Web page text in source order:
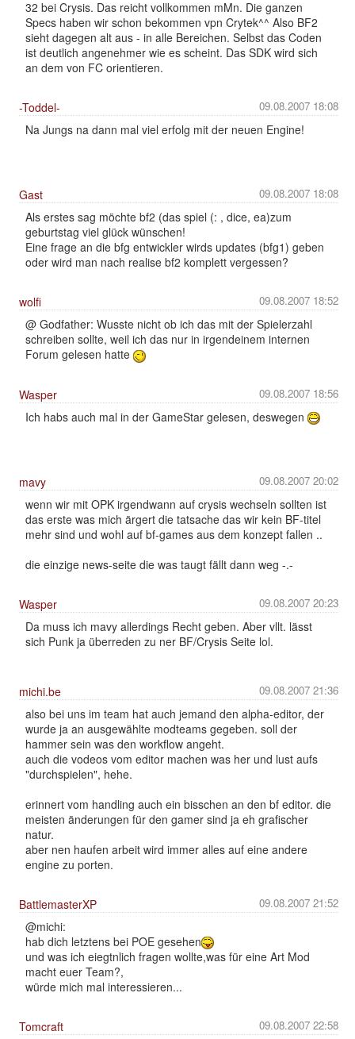
32 bei Crysis. Das reicht vollkommen mMn. Die ganzen
Specs haben wir schon bekommen vpn Crytek^^ Also BF2
sieht dagegen alt aus - in alle Bereichen. Selbst das Coden
ist deutlich angenehmer wie es scheint. Das SDK wird sich
an dem von FC orientieren.
09.08.2007 18:08
-Toddel-
Na Jungs na dann mal viel erfolg mit der neuen Engine!
09.08.2007 18:08
Gast
Als erstes sag möchte bf2 (das spiel (: , dice, ea)zum
geburtstag viel glück wünschen!
Eine frage an die bfg entwickler wirds updates (bfg1) geben
oder wird man nach realise bf2 komplett vergessen?
09.08.2007 18:52
wolfi
@ Godfather: Wusste nicht ob ich das mit der Spielerzahl
schreiben sollte, weil ich das nur in irgendeinem internen
Forum gelesen hatte
09.08.2007 18:56
Wasper
Ich habs auch mal in der GameStar gelesen, deswegen
09.08.2007 20:02
mavy
wenn wir mit OPK irgendwann auf crysis wechseln sollten ist
das erste was mich ärgert die tatsache das wir kein BF-titel
mehr sind und wohl auf bf-games aus dem konzept fallen ..
die einzige news-seite die was taugt fällt dann weg -.-
09.08.2007 20:23
Wasper
Da muss ich mavy allerdings Recht geben. Aber vllt. lässt
sich Punk ja überreden zu ner BF/Crysis Seite lol.
09.08.2007 21:36
michi.be
also bei uns im team hat auch jemand den alpha-editor, der
wurde ja an ausgewählte modteams gegeben. soll der
hammer sein was den workflow angeht.
auch die vodeos vom editor machen was her und lust aufs
"durchspielen", hehe.
erinnert vom handling auch ein bisschen an den bf editor. die
meisten änderungen für den gamer sind ja eh grafischer
natur.
aber nen haufen arbeit wird immer alles auf eine andere
engine zu porten.
09.08.2007 21:52
BattlemasterXP
@michi:
hab dich letztens bei POE gesehen
und was ich eiegtnlich fragen wollte,was für eine Art Mod
macht euer Team?,
würde mich mal interessieren...
09.08.2007 22:58
Tomcraft